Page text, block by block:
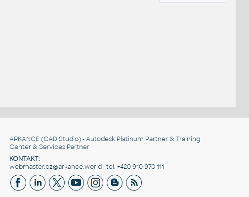
ARKANCE (CAD Studio) - Autodesk Platinum Partner & Training
Center & Services Partner
KONTAKT:
webmaster.cz@arkance.world | tel. +420 910 970 111